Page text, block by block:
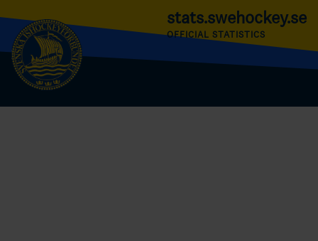
stats.swehockey.se
OFFICIAL STATISTICS